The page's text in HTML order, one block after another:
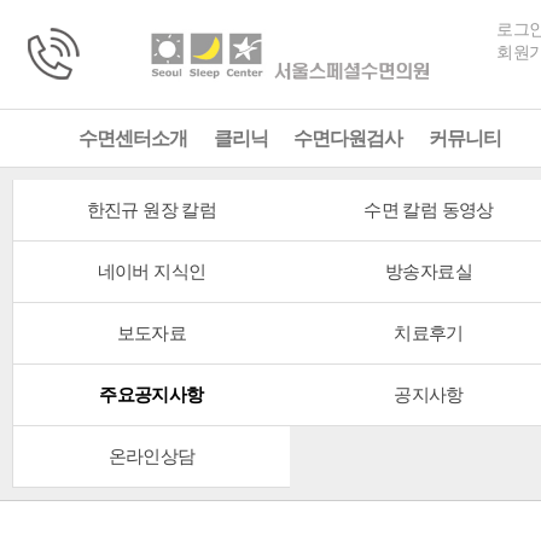
로그
회원
수면센터소개 클리닉 수면다원검사 커뮤니티
한진규 원장 칼럼 수면 칼럼 동영상
네이버 지식인 방송자료실
보도자료 치료후기
주요공지사항 공지사항
온라인상담